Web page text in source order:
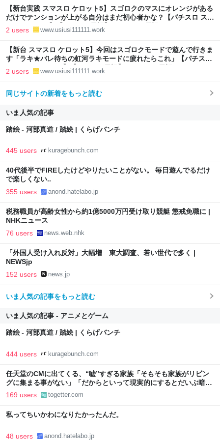
【新台実践 スマスロ ケロット5】スゴロクのマスにオレンジがある
だけでテンションが上がる自分はまだ初心者かな？【パチスロ スロ
ット スマスロ】【パチスロ日記】 - パチスロ日記
2 users www.usiusi111111.work
【新台 スマスロ ケロット5】今回はスゴロクモードで遊んで行きま
す「ラキ★バレ待ちの虹河ラキモードに疲れたらこれ」【パチスロ
スロット スマスロ】【パチスロ日記】 - パチスロ日記
2 users www.usiusi111111.work
同じサイトの新着をもっと読む
いま人気の記事
踏絵 - 河部真道 / 踏絵 | くらげバンチ
445 users kuragebunch.com
40代後半でFIREしたけどやりたいことがない。 毎日遊んでるだけ
で楽しくない..
355 users anond.hatelabo.jp
税務職員が高齢女性から約1億5000万円受け取り競艇 懲戒免職に |
NHKニュース
76 users news.web.nhk
「外国人受け入れ反対」大幅増 東大調査、若い世代で多く |
NEWSjp
152 users news.jp
いま人気の記事をもっと読む
いま人気の記事 - アニメとゲーム
踏絵 - 河部真道 / 踏絵 | くらげバンチ
444 users kuragebunch.com
任天堂のCMに出てくる、“嘘”すぎる家族「そもそも家族がリビン
グに集まる事がない」「だからといって現実的にするとだいぶ暗い
CMになっちゃいそう」
169 users togetter.com
私ってちいかわになりたかったんだ。
48 users anond.hatelabo.jp